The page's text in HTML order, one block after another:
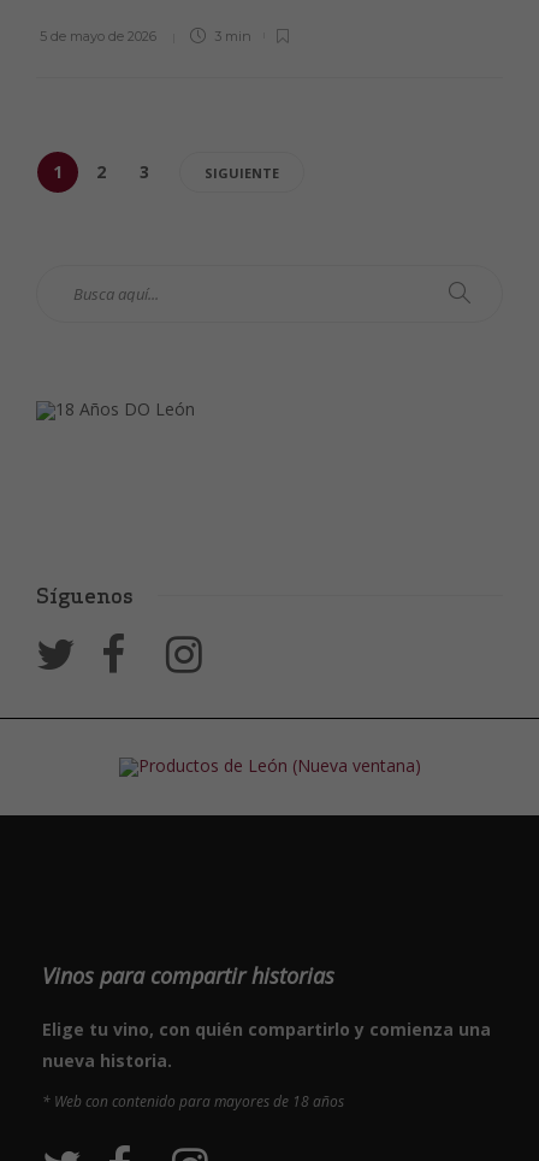
5 de mayo de 2026 3 min
1 2 3 SIGUIENTE
Síguenos
Vinos para compartir historias
Elige tu vino, con quién compartirlo y comienza una
nueva historia.
* Web con contenido para mayores de 18 años